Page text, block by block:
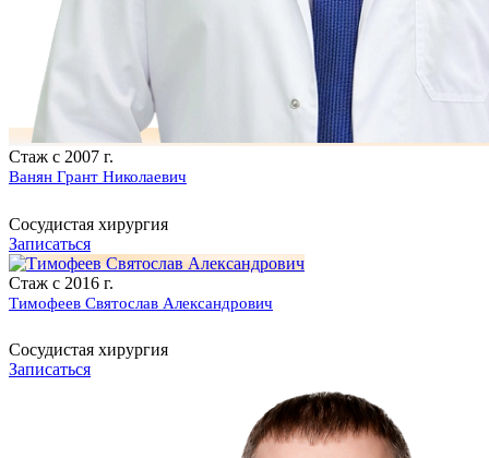
Стаж с 2007 г.
Ванян Грант Николаевич
Сосудистая хирургия
Записаться
Стаж с 2016 г.
Тимофеев Святослав Александрович
Сосудистая хирургия
Записаться